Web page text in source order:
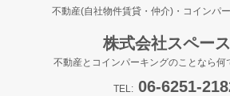
不動産(自社物件賃貸・仲介)・コインパ
株式会社スペー
不動産とコインパーキングのことなら何
TEL:06-6251-